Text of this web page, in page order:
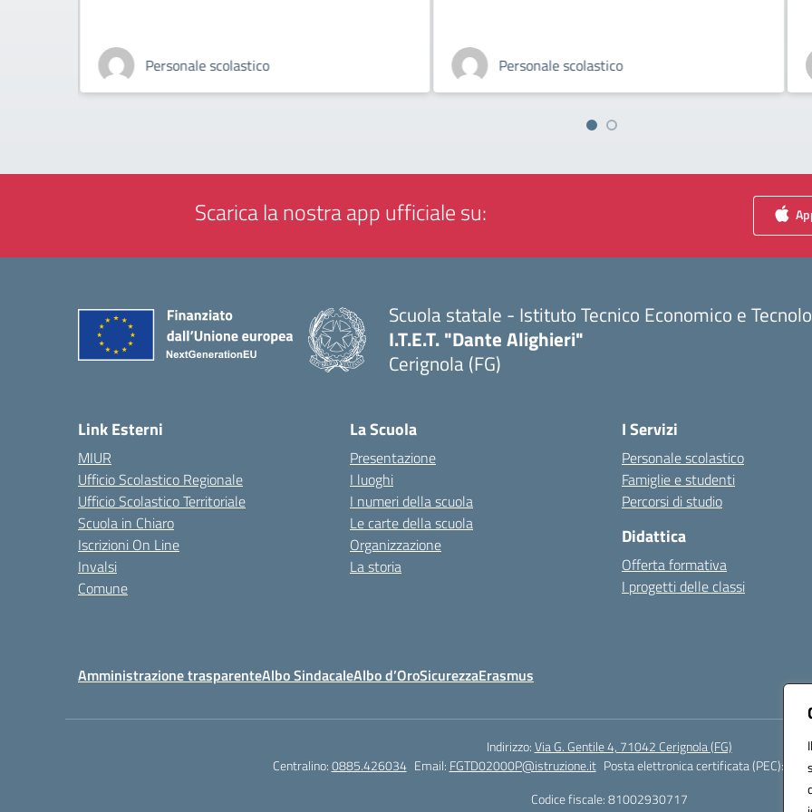
Personale scolastico Personale scolastico
Scarica la nostra app ufficiale su:
Scuola statale - Istituto Tecnico Economico e
I.T.E.T. "Dante Alighieri"
Cerignola (FG)
Link Esterni
MIUR
Ufficio Scolastico Regionale
Ufficio Scolastico Territoriale
Scuola in Chiaro
Iscrizioni On Line
Invalsi
Comune
La Scuola
Presentazione
I luoghi
I numeri della scuola
Le carte della scuola
Organizzazione
La storia
I Servizi
Personale scolastico
Famiglie e studenti
Percorsi di studio
Didattica
Offerta formativa
I progetti delle classi
Amministrazione trasparenteAlbo SindacaleAlbo d’OroSicurezzaErasmus
Indirizzo:Via G. Gentile 4, 71042 Cerignola (FG)
Centralino:0885.426034 Email: FGTD02000P@istruzione.it Posta elettronica certificata (PEC):
Codice fiscale: 81002930717